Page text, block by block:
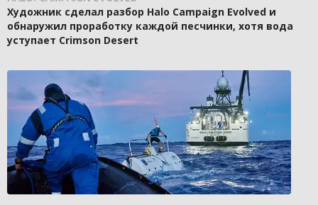
Художник сделал разбор Halo Campaign Evolved и
обнаружил проработку каждой песчинки, хотя вода
уступает Crimson Desert